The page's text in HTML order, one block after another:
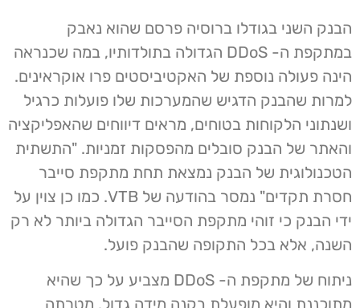
הבנק השני בגודלו ברוסיה פרסם שהוא נאבק
במתקפת ה- DDoS הגדולה בתולדותיו, במה שכנראה
הינה פעולה נוספת של האקטיביסטים פרו אוקראינים.
למרות שהבנק הדגיש שהמערכות שלו פועלות כרגיל
ושנתוני הלקוחות בטוחים, מראים דיווחים שהאפליקציה
והאתר של הבנק סובלים מהפסקות זמניות. "התשתית
הטכנולוגית של הבנק נמצאת תחת מתקפת סייבר
חסרת תקדים" נמסר בהודעה של VTB. כמו כן צוין על
ידי הבנק כי זוהי מתקפת הסייבר הגדולה ביותר לא רק
השנה, אלא בכל התקופה שהבנק פועל.
ניתוח של מתקפת ה- DDoS מצביע על כך שהיא
מתוכננת והיא מופעלת בקנה מידה גדול. מטרתה